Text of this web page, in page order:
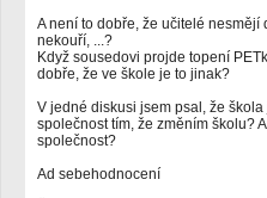
A není to dobře, že učitelé
nekouří, ...?
Když sousedovi projde topení
dobře, že ve škole je to jinak?
V jedné diskusi jsem psal, že
společnost tím, že změním školu?
společnost?
Ad sebehodnocení